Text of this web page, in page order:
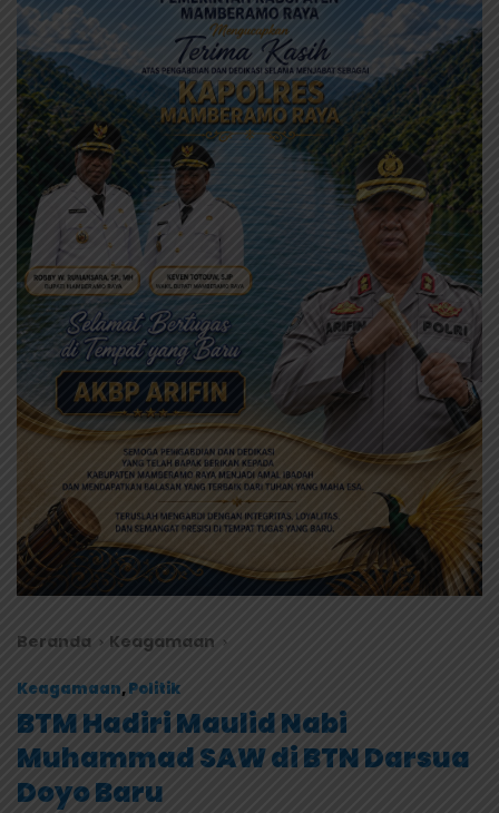
Beranda Keagamaan
Keagamaan,Politik
BTM Hadiri Maulid Nabi
Muhammad SAW di BTN Darsua
Doyo Baru